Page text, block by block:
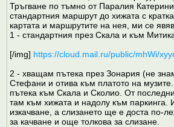
Тръгване по тъмно от Паралия
стандартния маршрут до хижата с
картата и маршрутите на нея, ми се
1 - стандартния през Скала и към
[/img] https://cloud.mail.ru/public/mhWi/
2 - хващам пътека през Зонария (не
Стефани и отива към платото на
пътека към Скала и Сколио. От
там към хижата и надолу към
изкачване, а слизането ще е доста по-
за качване и още толкова за слизане.